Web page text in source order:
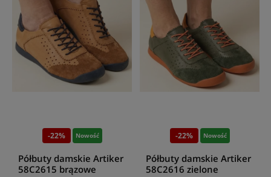
-22% Nowość
Półbuty damskie Artiker
58C2615 brązowe
-22% Nowość
Półbuty damskie Artiker
58C2616 zielone